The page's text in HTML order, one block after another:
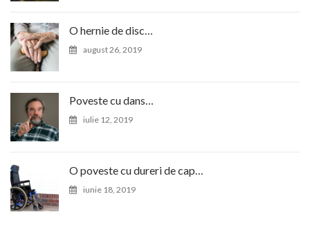
O hernie de disc…
august 26, 2019
Poveste cu dans…
iulie 12, 2019
O poveste cu dureri de cap…
iunie 18, 2019